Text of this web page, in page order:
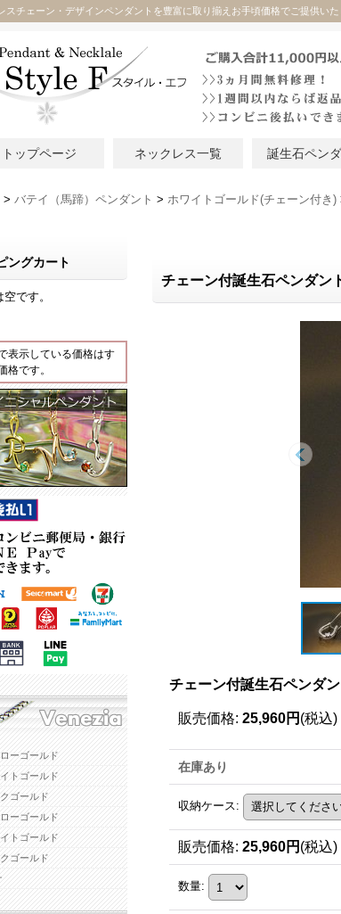
スチェーン・デザインペンダントを豊富に取り揃えお手頃価格でご提供いた
トップページ ネックレス一覧 誕生石ペン
> バテイ（馬蹄）ペンダント > ホワイトゴールド(チェーン付き)
ングカート
です。
表示している価格はす
格です。
ーゴールド
トゴールド
ゴールド
ーゴールド
トゴールド
ゴールド
チェーン付誕生石ペンダン
チェーン付誕生石ペンダ
販売価格: 25,960円 (税込)
在庫あり
収納ケース:
販売価格: 25,960円 (税込)
数量: